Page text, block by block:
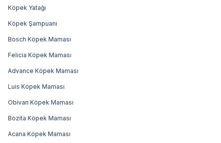
Köpek Yatağı
Köpek Şampuanı
Bosch Köpek Maması
Felicia Köpek Maması
Advance Köpek Maması
Luis Köpek Maması
Obivan Köpek Maması
Bozita Köpek Maması
Acana Köpek Maması